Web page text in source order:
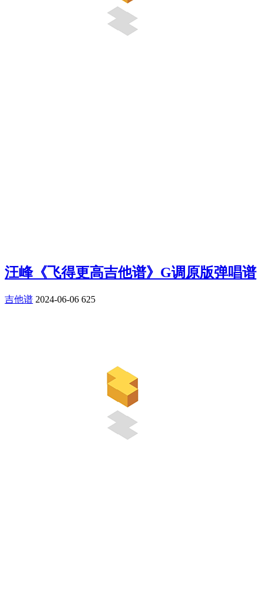
汪峰《飞得更高吉他谱》G调原版弹唱谱
吉他谱 2024-06-06 625